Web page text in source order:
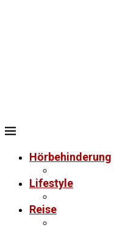
Hörbehinderung
Lifestyle
Reise